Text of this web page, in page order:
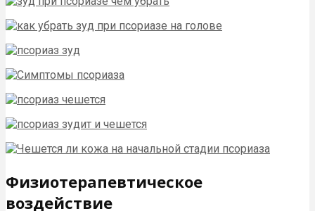
Физиотерапевтическое
воздействие